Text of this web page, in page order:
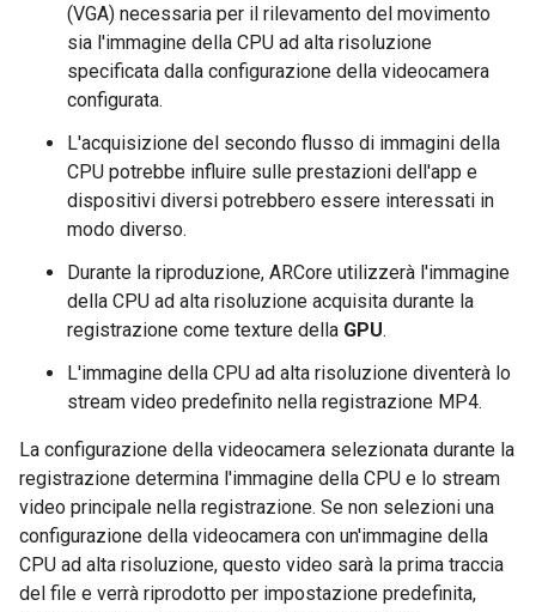
(VGA) necessaria per il rilevamento del movimento
sia l'immagine della CPU ad alta risoluzione
specificata dalla configurazione della videocamera
configurata.
L'acquisizione del secondo flusso di immagini della
CPU potrebbe influire sulle prestazioni dell'app e
dispositivi diversi potrebbero essere interessati in
modo diverso.
Durante la riproduzione, ARCore utilizzerà l'immagine
della CPU ad alta risoluzione acquisita durante la
registrazione come texture della GPU.
L'immagine della CPU ad alta risoluzione diventerà lo
stream video predefinito nella registrazione MP4.
La configurazione della videocamera selezionata durante la
registrazione determina l'immagine della CPU e lo stream
video principale nella registrazione. Se non selezioni una
configurazione della videocamera con un'immagine della
CPU ad alta risoluzione, questo video sarà la prima traccia
del file e verrà riprodotto per impostazione predefinita,